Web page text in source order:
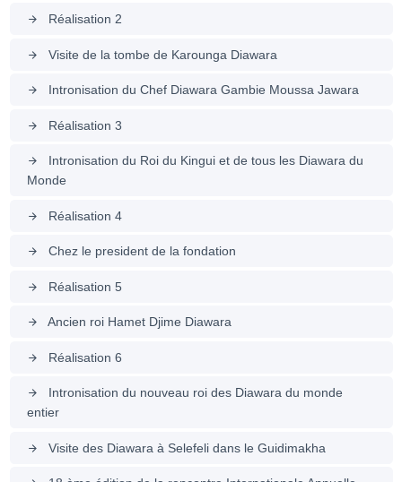
arrow_forward Réalisation 2
arrow_forward Visite de la tombe de Karounga Diawara
arrow_forward Intronisation du Chef Diawara Gambie Moussa Jawara
arrow_forward Réalisation 3
arrow_forward
Intronisation du Roi du Kingui et de tous les Diawara du
Monde
arrow_forward Réalisation 4
arrow_forward Chez le president de la fondation
arrow_forward Réalisation 5
arrow_forward Ancien roi Hamet Djime Diawara
arrow_forward Réalisation 6
arrow_forward
Intronisation du nouveau roi des Diawara du monde
entier
arrow_forward Visite des Diawara à Selefeli dans le Guidimakha